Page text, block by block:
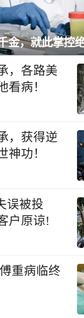
金，就此掌控
，各路美
看病！
，获得逆
神功！
误被投
户原谅!
重病临终